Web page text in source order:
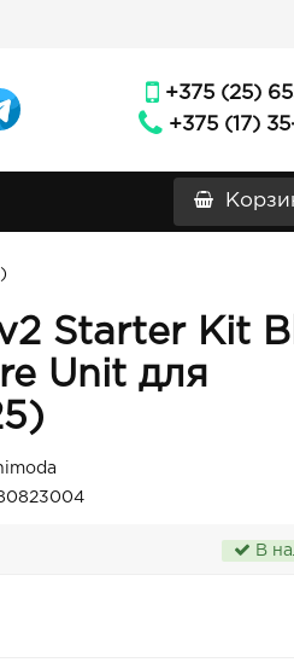
+375 (25)
+375 (17)
Starter Kit
Unit для
В